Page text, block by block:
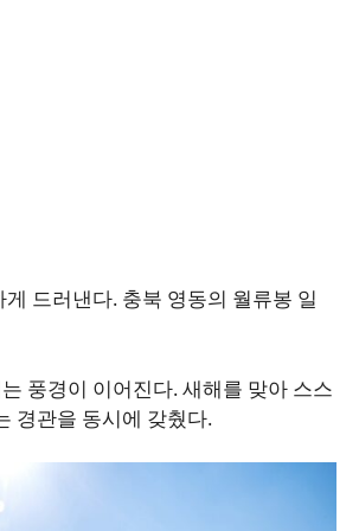
드러낸다. 충북 영동의 월류봉 일
풍경이 이어진다. 새해를 맞아 스스
경관을 동시에 갖췄다.